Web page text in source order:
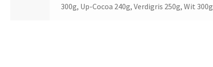
300g, Up-Cocoa 240g, Verdigris 250g, Wit 300g